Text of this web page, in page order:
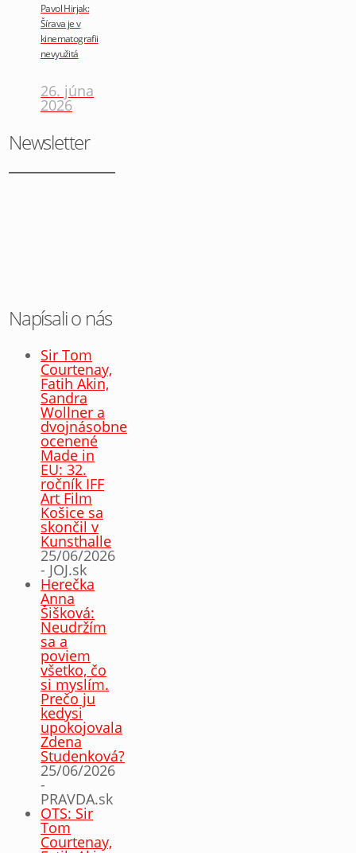
Pavol Hirjak:
Šírava je v
kinematografii
nevyužitá
26. júna
2026
Newsletter
Napísali o nás
Sir Tom
Courtenay,
Fatih Akin,
Sandra
Wollner a
dvojnásobne
ocenené
Made in
EU: 32.
ročník IFF
Art Film
Košice sa
skončil v
Kunsthalle
25/06/2026
- JOJ.sk
Herečka
Anna
Šišková:
Neudržím
sa a
poviem
všetko, čo
si myslím.
Prečo ju
kedysi
upokojovala
Zdena
Studenková?
25/06/2026
-
PRAVDA.sk
OTS: Sir
Tom
Courtenay,